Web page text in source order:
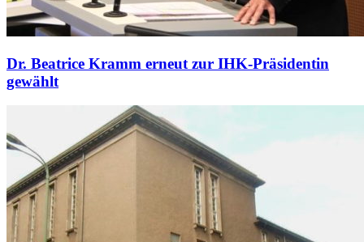
Dr. Beatrice Kramm erneut zur IHK-Präsidentin
gewählt